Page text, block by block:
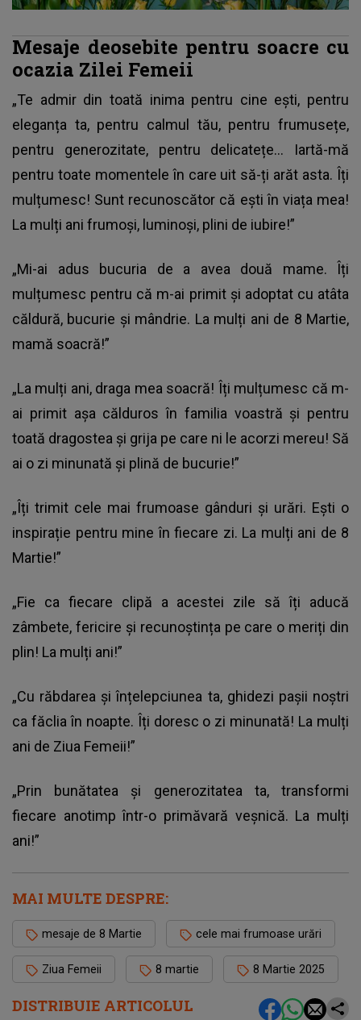
DISTRIBUIE ARTICOLUL
Mesaje deosebite pentru soacre cu
ocazia Zilei Femeii
„Te admir din toată inima pentru cine ești, pentru
eleganța ta, pentru calmul tău, pentru frumusețe,
pentru generozitate, pentru delicatețe… Iartă-mă
pentru toate momentele în care uit să-ți arăt asta. Îți
mulțumesc! Sunt recunoscător că ești în viața mea!
La mulți ani frumoși, luminoși, plini de iubire!”
„Mi-ai adus bucuria de a avea două mame. Îți
mulțumesc pentru că m-ai primit și adoptat cu atâta
căldură, bucurie și mândrie. La mulți ani de 8 Martie,
mamă soacră!”
„La mulți ani, draga mea soacră! Îți mulțumesc că m-
ai primit așa călduros în familia voastră și pentru
toată dragostea și grija pe care ni le acorzi mereu! Să
ai o zi minunată și plină de bucurie!”
„Îți trimit cele mai frumoase gânduri și urări. Ești o
inspirație pentru mine în fiecare zi. La mulți ani de 8
Martie!”
„Fie ca fiecare clipă a acestei zile să îți aducă
zâmbete, fericire și recunoștința pe care o meriți din
plin! La mulți ani!”
„Cu răbdarea și înțelepciunea ta, ghidezi pașii noștri
ca făclia în noapte. Îți doresc o zi minunată! La mulți
ani de Ziua Femeii!”
„Prin bunătatea și generozitatea ta, transformi
fiecare anotimp într-o primăvară veșnică. La mulți
ani!”
MAI MULTE DESPRE:
mesaje de 8 Martie cele mai frumoase urări
Ziua Femeii 8 martie 8 Martie 2025